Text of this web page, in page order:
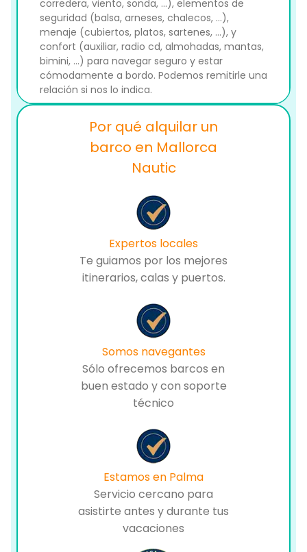
corredera, viento, sonda, ...), elementos de
seguridad (balsa, arneses, chalecos, ...),
menaje (cubiertos, platos, sartenes, ...), y
confort (auxiliar, radio cd, almohadas, mantas,
bimini, ...) para navegar seguro y estar
cómodamente a bordo. Podemos remitirle una
relación si nos lo indica.
Por qué alquilar un
barco en Mallorca
Nautic
Expertos locales
Te guiamos por los mejores
itinerarios, calas y puertos.
Somos navegantes
Sólo ofrecemos barcos en
buen estado y con soporte
técnico
Estamos en Palma
Servicio cercano para
asistirte antes y durante tus
vacaciones